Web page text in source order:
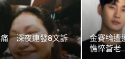
痛 深夜連發8文訴
金賽綸遭
憔悴蒼老